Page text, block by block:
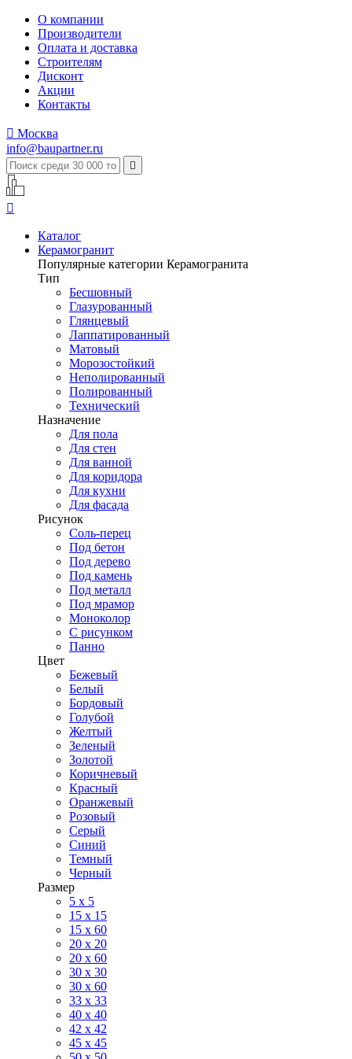
О компании
Производители
Оплата и доставка
Строителям
Дисконт
Акции
Контакты
 Москва
info@baupartner.ru


Каталог
Керамогранит
Популярные категории Керамогранита
Тип
Бесшовный
Глазурованный
Глянцевый
Лаппатированный
Матовый
Морозостойкий
Неполированный
Полированный
Технический
Назначение
Для пола
Для стен
Для ванной
Для коридора
Для кухни
Для фасада
Рисунок
Соль-перец
Под бетон
Под дерево
Под камень
Под металл
Под мрамор
Моноколор
С рисунком
Панно
Цвет
Бежевый
Белый
Бордовый
Голубой
Желтый
Зеленый
Золотой
Коричневый
Красный
Оранжевый
Розовый
Серый
Синий
Темный
Черный
Размер
5 x 5
15 x 15
15 x 60
20 х 20
20 x 60
30 х 30
30 x 60
33 x 33
40 х 40
42 x 42
45 x 45